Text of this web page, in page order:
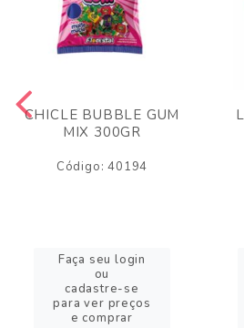
CHICLE BUBBLE GUM
MIX 300GR
Código: 40194
Faça seu login
ou
cadastre-se
para ver preços
e comprar